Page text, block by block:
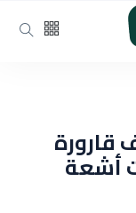
أكثر من 6 آلاف قارورة
أشعة